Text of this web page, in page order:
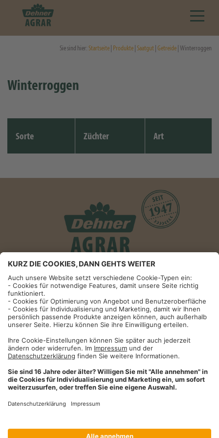
Sie sind hier:Startseite Produkte Saatgut Getreide | Winterroggen
Winterroggen
Sorte Züchter Art
Informationen
Impressum
Datenschutzhinweise
AGB und Widerrufsbelehrung
Dehner Unternehmen
Cookie-Einstellungen
Dehner Agrar GmbH & Co. KG